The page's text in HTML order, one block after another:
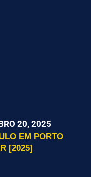
20, 2025
EM PORTO
[2025]